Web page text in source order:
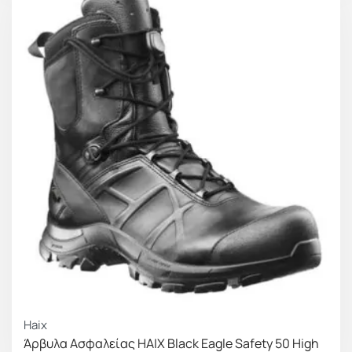
δυσάρεστες οσμές που προκαλούνται από
βακτήρια
Είναι σχεδιασμένα σύμφωνα με την τεχνολογία
Vario Wide Fit System
Έχουν ελαφριά σόλα, κατασκευασμένη από έναν
ειδικό συνδυασμό καουτσούκ και πολυουρεθάνης
(PU)
Αδιάβροχη προστασία τριών στρώσεων
μεμβράνης GORE-TEX®, GORE-TEX® Extended
Σόλα σχεδιασμένη για ενισχυμένη στήριξη από τα
δάχτυλα έως τις φτέρνες, είναι ανθεκτική στις
τριβές, προσφέρει εξαιρετική
αντιολισθητικότητα (SRC) και σταθερό πάτημα
Αποτρέπει την εισχώρηση νερού (WR), λαδιών
και καυσίμων, παρέχει εξαιρετική μόνωση από το
δευτερόλεπτα (HRO)
Haix
Άρβυλα Ασφαλείας HAIX Black Eagle Safety 50 High